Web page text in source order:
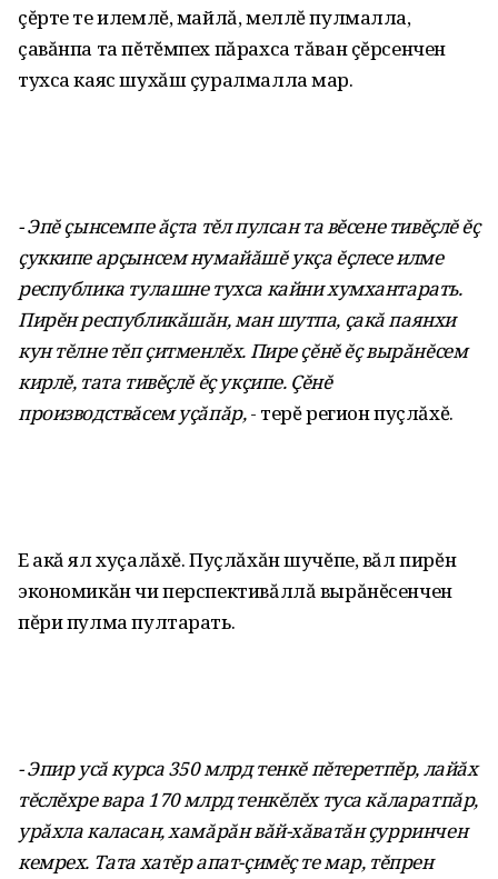
çĕрте те илемлĕ, майлă, меллĕ пулмалла,
çавăнпа та пĕтĕмпех пăрахса тăван çĕрсенчен
тухса каяс шухăш çуралмалла мар.
- Эпĕ çынсемпе ăçта тĕл пулсан та вĕсене тивĕçлĕ ĕç
çуккипе арçынсем нумайăшĕ укçа ĕçлесе илме
республика тулашне тухса кайни хумхантарать.
Пирĕн республикăшăн, ман шутпа, çакă паянхи
кун тĕлне тĕп çитменлĕх. Пире çĕнĕ ĕç вырăнĕсем
кирлĕ, тата тивĕçлĕ ĕç укçипе. Çĕнĕ
производствăсем уçăпăр,- терĕ регион пуçлăхĕ.
Е акă ял хуçалăхĕ. Пуçлăхăн шучĕпе, вăл пирĕн
экономикăн чи перспективăллă вырăнĕсенчен
пĕри пулма пултарать.
- Эпир усă курса 350 млрд тенкĕ пĕтеретпĕр, лайăх
тĕслĕхре вара 170 млрд тенкĕлĕх туса кăларатпăр,
урăхла каласан, хамăрăн вăй-хăватăн çурринчен
кемрех. Тата хатĕр апат-çимĕç те мар, тĕпрен